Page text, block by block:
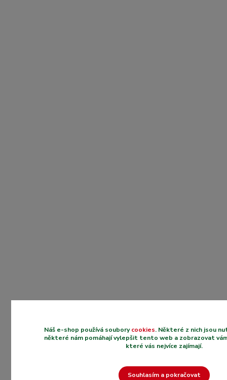
Náš e-shop používá souborycookies. Některé z nich jsou
některé nám pomáhají vylepšit tento web a zobrazovat
které vás nejvíce zajímají.
Souhlasím a pokračovat